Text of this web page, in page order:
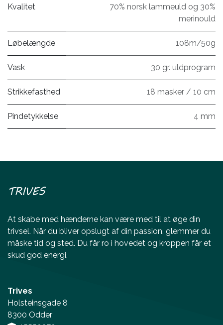
Kvalitet
70% norsk lammeuld og 30%
merinould
Løbelængde 108m/50g
Vask 30 gr. uldprogram
Strikkefasthed 18 masker / 10 cm
Pindetykkelse 4 mm
TRIVES
At skabe med hænderne kan være med til at øge din
trivsel. Når du bliver opslugt af din passion, glemmer du
måske tid og sted. Du får ro i hovedet og kroppen får et
skud god energi.
Trives
Holsteinsgade 8
8300 Odder